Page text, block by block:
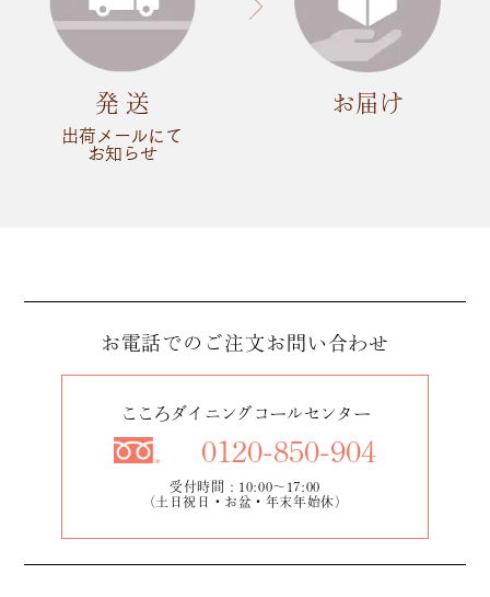
発 送
出荷メールにて
お知らせ
お届け
お電話でのご注文お問い合わせ
こころダイニングコールセンター
0120-850-904
受付時間：10:00～17:00
（土日祝日・お盆・年末年始休）